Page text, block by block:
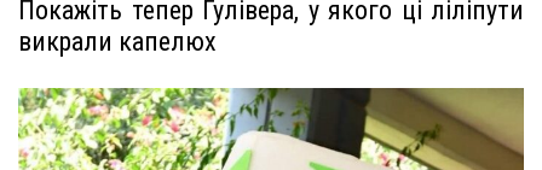
Покажіть тепер Гулівера, у якого ці ліліпути
викрали капелюх